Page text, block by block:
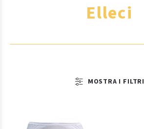
Elleci
MOSTRA I FILTRI